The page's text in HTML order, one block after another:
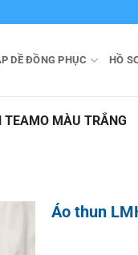
DỀ ĐỒNG PHỤC HỒ
MÀU TRẮNG
Áo thun